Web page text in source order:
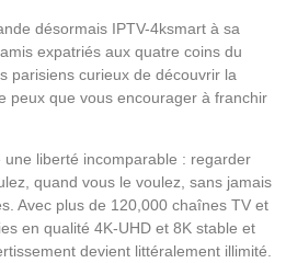
désormais IPTV-4ksmart à sa
expatriés aux quatre coins du
parisiens curieux de découvrir la
peux que vous encourager à franchir
liberté incomparable : regarder
quand vous le voulez, sans jamais
Avec plus de 120,000 chaînes TV et
en qualité 4K-UHD et 8K stable et
devient littéralement illimité.